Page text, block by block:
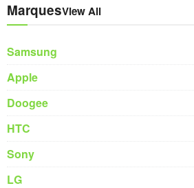
MarquesView All
Samsung
Apple
Doogee
HTC
Sony
LG